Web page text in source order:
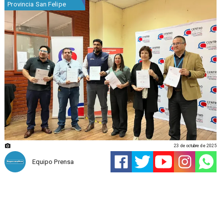
Provincia San Felipe
Equipo Prensa
23 de octubre de 2025